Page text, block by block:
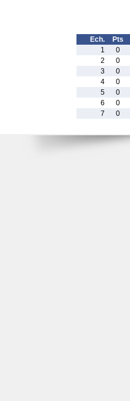
Ech. Pts
1
0
2
0
3
0
4
0
5
0
6
0
7
0